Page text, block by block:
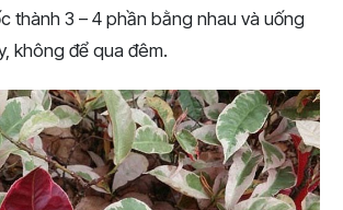
thành 3 – 4 phần bằng nhau và uống
không để qua đêm.